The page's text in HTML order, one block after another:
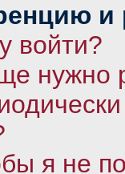
и
войти?
нужно
я не